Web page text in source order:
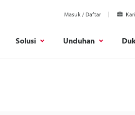
Masuk / Daftar
Solusi Unduhan